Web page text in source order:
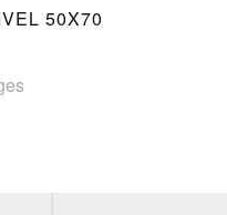
50X70